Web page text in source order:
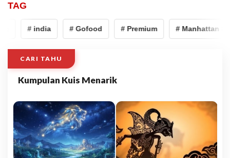
TAG
# india # Gofood # Premium # Manhattan
CARI TAHU
Kumpulan Kuis Menarik